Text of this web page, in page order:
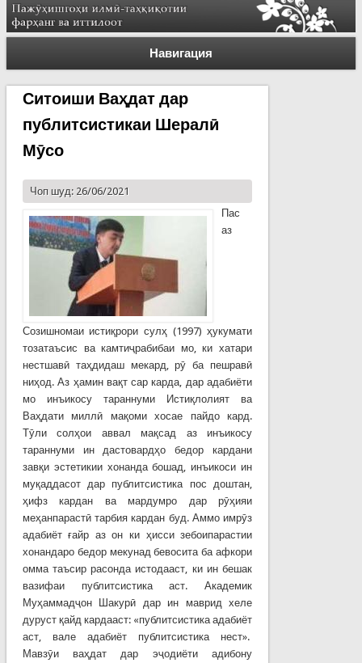
Навигация
Ситоиши Ваҳдат дар
публитсистикаи Шералӣ
Мӯсо
Чоп шуд: 26/06/2021
Пас
аз
Созишномаи истиқрори сулҳ (1997) ҳукумати
тозатаъсис ва камтиҷрабибаи мо, ки хатари
нестшавӣ таҳдидаш мекард, рӯ ба пешравӣ
ниҳод. Аз ҳамин вақт сар карда, дар адабиёти
мо инъикосу тараннуми Истиқлолият ва
Ваҳдати миллӣ мақоми хосае пайдо кард.
Тӯли солҳои аввал мақсад аз инъикосу
тараннуми ин дастовардҳо бедор кардани
завқи эстетикии хонанда бошад, инъикоси ин
муқаддасот дар публитсистика пос доштан,
ҳифз кардан ва мардумро дар рӯҳияи
меҳанпарастӣ тарбия кардан буд. Аммо имрӯз
адабиёт ғайр аз он ки ҳисси зебоипарастии
хонандаро бедор мекунад бевосита ба афкори
омма таъсир расонда истодааст, ки ин бешак
вазифаи публитсистика аст. Академик
Муҳаммадҷон Шакурӣ дар ин маврид хеле
дуруст қайд кардааст: «публитсистика адабиёт
аст, вале адабиёт публитсистика нест».
Мавзӯи ваҳдат дар эҷодиёти адибону